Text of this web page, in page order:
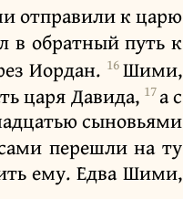
отправили к царю
в обратный путь к
Иордан. 16Шими,
царя Давида, 17а с
сыновьями
перешли на ту
ему. Едва Шими,